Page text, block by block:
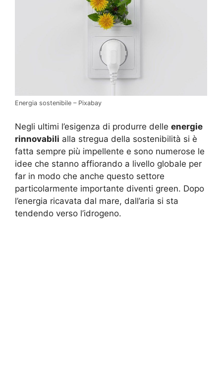
Energia sostenibile – Pixabay
Negli ultimi l’esigenza di produrre delle energie
rinnovabili alla stregua della sostenibilità si è
fatta sempre più impellente e sono numerose le
idee che stanno affiorando a livello globale per
far in modo che anche questo settore
particolarmente importante diventi green. Dopo
l’energia ricavata dal mare, dall’aria si sta
tendendo verso l’idrogeno.